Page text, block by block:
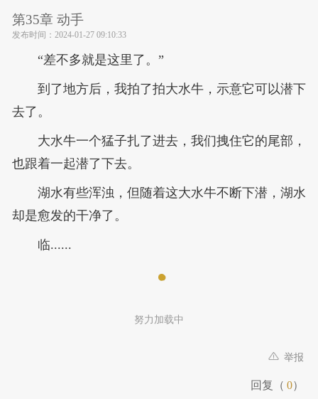
第35章 动手
发布时间： 2024-01-27 09:10:33
“差不多就是这里了。”
到了地方后，我拍了拍大水牛，示意它可以潜下
去了。
大水牛一个猛子扎了进去，我们拽住它的尾部，
也跟着一起潜了下去。
湖水有些浑浊，但随着这大水牛不断下潜，湖水
却是愈发的干净了。
临......
努力加载中
举报
回复（ 0）